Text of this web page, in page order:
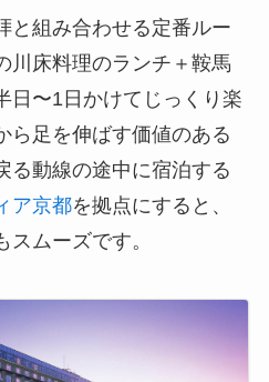
と組み合わせる定番ルー
川床料理のランチ＋鞍馬
日〜1日かけてじっくり楽
ら足を伸ばす価値のある
る動線の途中に宿泊する
ア京都を拠点にすると、
ムーズです。